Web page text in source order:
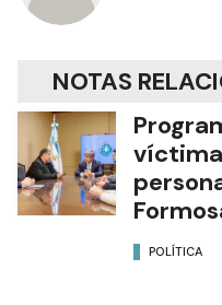
NOTAS
POLÍTICA